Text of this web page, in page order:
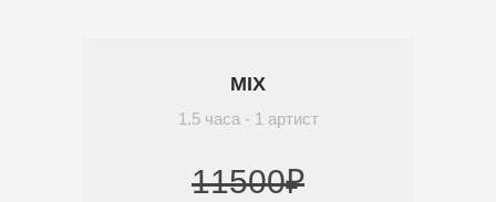
MIX
1.5 часа - 1 артист
11500₽